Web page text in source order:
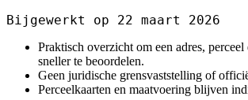
Bijgewerkt op 22 maart 2026
Praktisch overzicht om een adres, perceel
sneller te beoordelen.
Geen juridische grensvaststelling of
Perceelkaarten en maatvoering blijven